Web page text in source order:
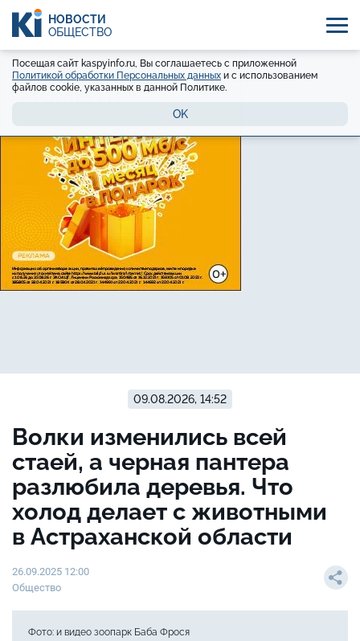
НОВОСТИ
ОБЩЕСТВО
Посещая сайт kaspyinfo.ru, Вы соглашаетесь с приложенной
Политикой обработки Персональных данных и с использованием
файлов cookie, указанных в данной Политике.
OK
09.08.2026, 14:52
Волки изменились всей
стаей, а черная пантера
разлюбила деревья. Что
холод делает с животными
в Астраханской области
26.09.2025 12:00
Общество
Фото: и видео зоопарк Баба Фрося